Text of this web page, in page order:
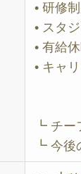
• 研修
• スタ
• 有給
• キャ
┗ チー
┗ 今後